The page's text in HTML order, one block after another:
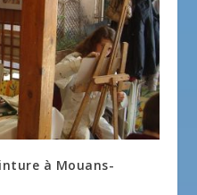
à Mouans-